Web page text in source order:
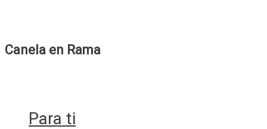
de
Canela en Rama
Para ti